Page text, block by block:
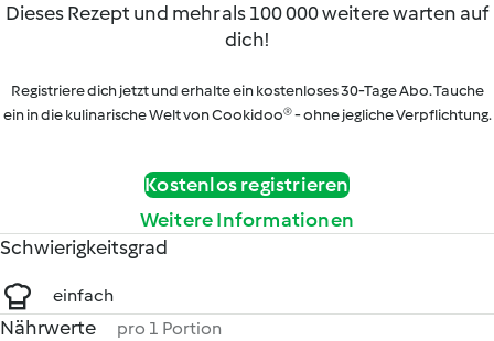
Dieses Rezept und mehr als 100 000 weitere warten auf
dich!
Registriere dich jetzt und erhalte ein kostenloses 30-Tage Abo. Tauche
ein in die kulinarische Welt von Cookidoo® - ohne jegliche Verpflichtung.
Kostenlos registrieren
Weitere Informationen
Schwierigkeitsgrad
einfach
Nährwerte pro 1 Portion